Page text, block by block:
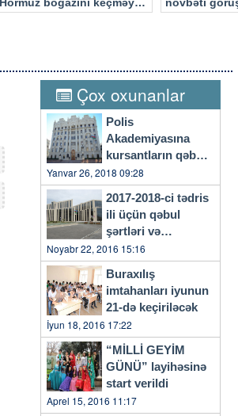
Çox oxunanlar
Polis
Akademiyasına
kursantların qəbulu
başlayıb
Yanvar 26, 2018 09:28
2017-2018-ci tədris
ili üçün qəbul
şərtləri və
qaydaları…
Noyabr 22, 2016 15:16
Buraxılış
imtahanları iyunun
21-də keçiriləcək
İyun 18, 2016 17:22
“MİLLİ GEYİM
GÜNÜ” layihəsinə
start verildi
Aprel 15, 2016 11:17